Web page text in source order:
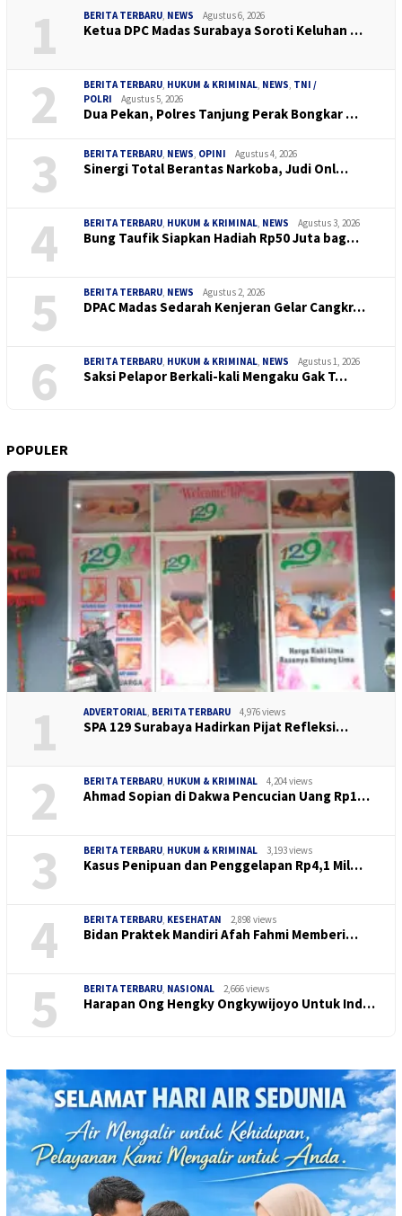
1 BERITA TERBARU, NEWS Agustus 6, 2026
Ketua DPC Madas Surabaya Soroti Keluhan …
2 BERITA TERBARU, HUKUM & KRIMINAL, NEWS, TNI /
POLRI
Agustus 5, 2026
Dua Pekan, Polres Tanjung Perak Bongkar …
3 BERITA TERBARU, NEWS, OPINI Agustus 4, 2026
Sinergi Total Berantas Narkoba, Judi Onl…
4 BERITA TERBARU, HUKUM & KRIMINAL, NEWS Agustus 3, 2026
Bung Taufik Siapkan Hadiah Rp50 Juta bag…
5 BERITA TERBARU, NEWS Agustus 2, 2026
DPAC Madas Sedarah Kenjeran Gelar Cangkr…
6 BERITA TERBARU, HUKUM & KRIMINAL, NEWS Agustus 1, 2026
Saksi Pelapor Berkali-kali Mengaku Gak T…
POPULER
1 ADVERTORIAL, BERITA TERBARU 4,976 views
SPA 129 Surabaya Hadirkan Pijat Refleksi…
2 BERITA TERBARU, HUKUM & KRIMINAL 4,204 views
Ahmad Sopian di Dakwa Pencucian Uang Rp1…
3 BERITA TERBARU, HUKUM & KRIMINAL 3,193 views
Kasus Penipuan dan Penggelapan Rp4,1 Mil…
4 BERITA TERBARU, KESEHATAN 2,898 views
Bidan Praktek Mandiri Afah Fahmi Memberi…
5 BERITA TERBARU, NASIONAL 2,666 views
Harapan Ong Hengky Ongkywijoyo Untuk Ind…